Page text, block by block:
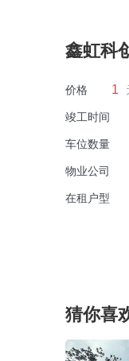
鑫虹科
价格 1
竣工时间
车位数量
物业公司
在租户型
猜你喜